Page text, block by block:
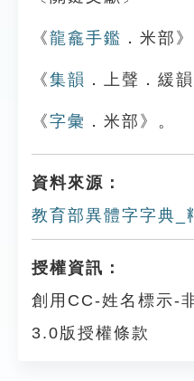
《龍龕手鑑 ．米部》
《集韻 ．上聲．緩韻
《字彙 ．米部》。
資料來源：
教育部異體字字典_
授權資訊：
創用CC-姓名標示-
3.0版授權條款